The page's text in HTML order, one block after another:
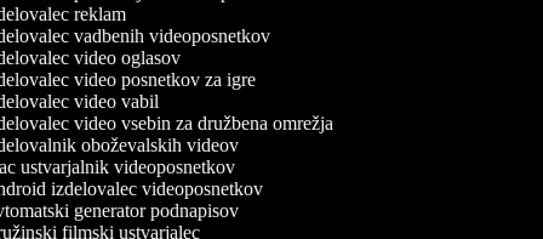
reklam
vadbenih videoposnetkov
video oglasov
video posnetkov za igre
video vabil
video vsebin za družbena omrežja
oboževalskih videov
ustvarjalnik videoposnetkov
izdelovalec videoposnetkov
generator podnapisov
filmski ustvarjalec